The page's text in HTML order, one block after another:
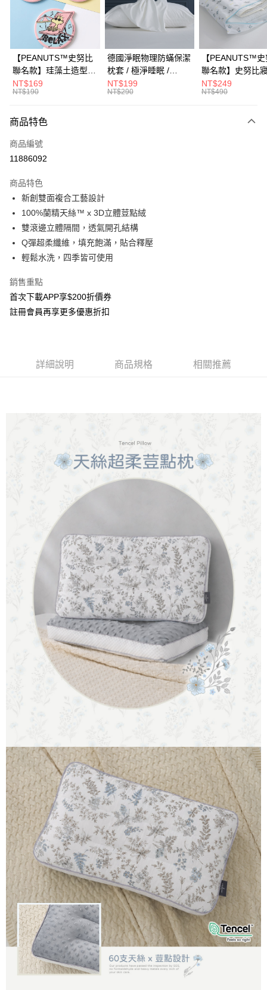
合作金庫商業銀行
第一商業銀行
華南商業銀行
彰化商業銀行
上海商業儲蓄銀行
台北富邦商業銀行
國泰世華商業銀行
臺灣中小企業銀行
台中商業銀行
匯豐（台灣）商業銀行
華泰商業銀行
聯邦商業銀行
遠東國際商業銀行
元大商業銀行
台灣樂天信用卡公司
LINE Pay
Apple Pay
街口支付
悠遊付
Google Pay
全盈+PAY
大哥付你分期
2.付款方式選擇「大哥付你分期」，訂單成立後會自動跳轉到大哥付的交易
流程，驗證手機門號後，選擇欲分期的期數、繳款截止日，確認付款後即完
成交易。
3.實際核准額度、可分期數及費用金額請依後續交易確認頁面所載為準。
4.訂單成立30分鐘內，如未前往確認交易或遇審核未通過，訂單將自動取
消。如遇「轉專審核」未通過狀況，表示未達大哥付你分期系統評分，恕無
法說明評估內容。
【繳款方式說明】
醒簡訊。
2.透過簡訊連結打開帳單後，可選擇「超商條碼／台灣大直營門市／銀行轉
買賣價金債權讓與本公司後，依約使用本公司帳單繳交帳款。
2.基於同意付款使用「大哥付你分期」之契約關係目的，商店將以您的個人
相關說明
【關於「AFTEE先享後付」】
AFTEE先享後付是「在收到商品之後才付款」的支付方式。 讓您購物簡單
便利好安心！
２．便利：只要手機號碼，簡訊認證，即可結帳。
３．安心：先確認商品／服務後，再付款。
【「AFTEE先享後付」結帳流程】
１．於結帳方式選擇「AFTEE先享後付」後，將跳轉至「AFTEE先享後付」
結帳頁面，進行簡訊認證並確認金額後，即可完成結帳。
２．訂單成立數日內，您將收到繳費通知簡訊。
後付繳納相關費用。
２．關於個人資料處理事宜，請瀏覽以下網址：
https://aftee.tw/terms/#terms3
３．未成年的使用者請事先徵得法定代理人或監護人之同意方可使用
「AFTEE先享後付」，若未經同意申辦者引起之損失，本公司不負相關責
４．使用「AFTEE先享後付」時，將依據個別帳號之用戶狀況，依本公司即
時審查核予不同之上限額度；若仍有額度不足之情形，本公司將視審查結果
請求用戶進行身份認證。
５．嚴禁一人註冊多個帳號或使用他人資訊註冊。若發現惡意使用之情形，
恩沛科技股份有限公司將有權停止該用戶之使用額度並採取法律行動。
ATM付款
貨到付款
運送方式
宅配
每筆NT$100，滿NT$1,000(含以上)免運費
黑貓貨到付款
【PEANUTS™史努比
聯名款】珪藻土造型杯
墊 / 多款任選 /
HOYACASA
NT$169
NT$190
德國淨眠物理防蟎保潔
枕套 / 極淨睡眠 /
HOYACASA
NT$199
NT$290
【PEANUTS™
聯名款】史努比
衣袋 /
NT$249
NT$490
商品特色
商品編號
11886092
商品特色
新創雙面複合工藝設計
100%蘭精天絲™ x 3D立體荳點絨
雙滾邊立體隔間，透氣開孔結構
Q彈超柔纖維，填充飽滿，貼合釋壓
輕鬆水洗，四季皆可使用
銷售重點
首次下載APP享$200折價券
註冊會員再享更多優惠折扣
詳細說明 商品規格 相關推薦